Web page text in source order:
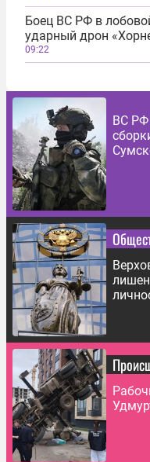
Боец ВС РФ в
ударный дрон
09:22
ВС РФ